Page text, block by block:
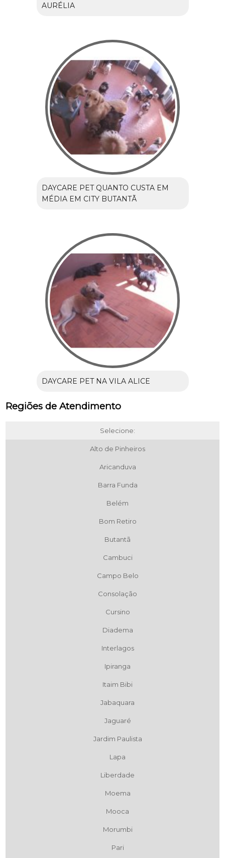
AURÉLIA
DAYCARE PET QUANTO CUSTA EM
MÉDIA EM CITY BUTANTÃ
DAYCARE PET NA VILA ALICE
Regiões de Atendimento
Selecione:
Alto de Pinheiros
Aricanduva
Barra Funda
Belém
Bom Retiro
Butantã
Cambuci
Campo Belo
Consolação
Cursino
Diadema
Interlagos
Ipiranga
Itaim Bibi
Jabaquara
Jaguaré
Jardim Paulista
Lapa
Liberdade
Moema
Mooca
Morumbi
Pari